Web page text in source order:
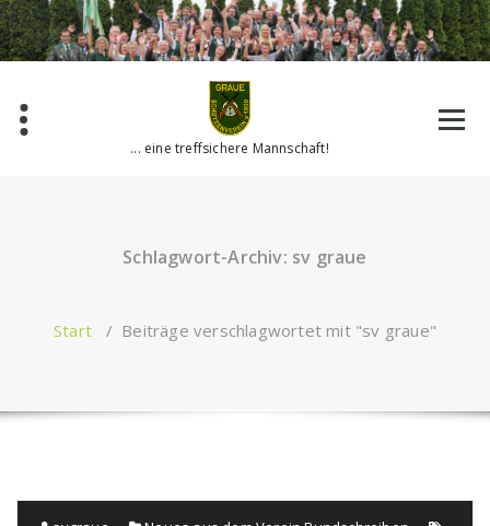
Zum
Inhalt
springen
... eine treffsichere Mannschaft!
Schlagwort-Archiv: sv graue
Start/ Beiträge verschlagwortet mit "sv graue"